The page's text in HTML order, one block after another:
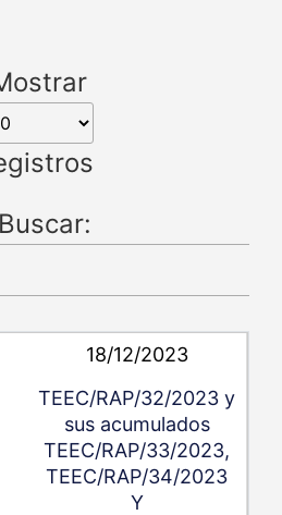
Buscar:
18/12/2023
TEEC/RAP/32/2023 y
sus acumulados
TEEC/RAP/33/2023,
TEEC/RAP/34/2023
Y